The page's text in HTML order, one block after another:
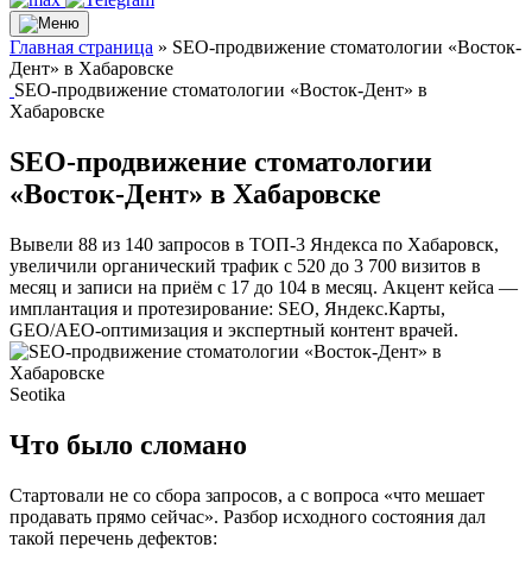
Главная страница » SEO-продвижение стоматологии «Восток-
Дент» в Хабаровске
SEO-продвижение стоматологии «Восток-Дент» в
Хабаровске
SEO-продвижение стоматологии
«Восток-Дент» в Хабаровске
Вывели 88 из 140 запросов в ТОП-3 Яндекса по Хабаровск,
увеличили органический трафик с 520 до 3 700 визитов в
месяц и записи на приём с 17 до 104 в месяц. Акцент кейса —
имплантация и протезирование: SEO, Яндекс.Карты,
GEO/AEO-оптимизация и экспертный контент врачей.
Seotika
Что было сломано
Стартовали не со сбора запросов, а с вопроса «что мешает
продавать прямо сейчас». Разбор исходного состояния дал
такой перечень дефектов: